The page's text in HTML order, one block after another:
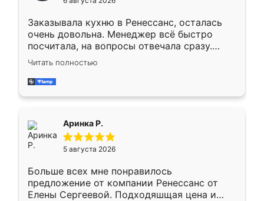
мебели буду заказывать только здесь.
Заказывала кухню в Ренессанс, осталась
очень довольна. Менеджер всё быстро
посчитала, на вопросы отвечала сразу.
Замерщик приехал в субботу, подошёл к
делу со всей ответственностью. Собрали
за день, ребята работали аккуратно, даже
Читать полностью
Аринка Р.
5 августа 2026
Больше всех мне понравилось
предложение от компании Ренессанс от
Елены Сергеевой. Подходяшщая цена и